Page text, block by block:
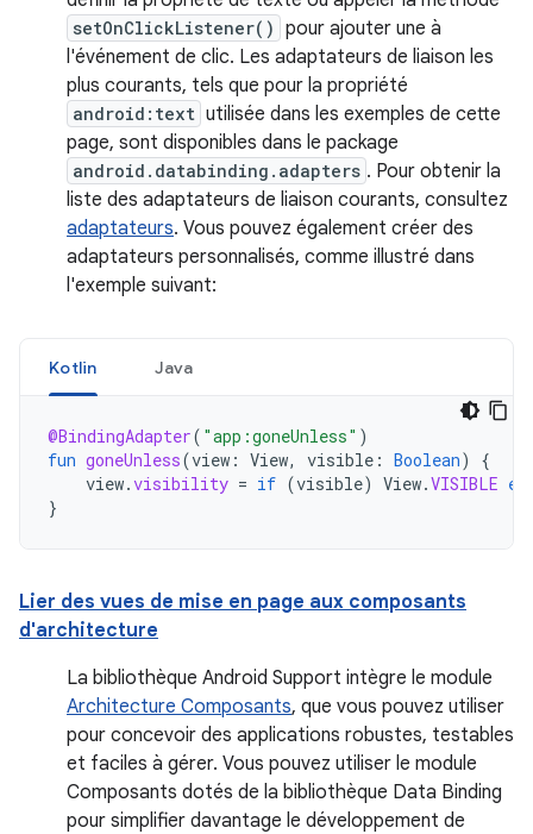
setOnClickListener() pour ajouter une à
l'événement de clic. Les adaptateurs de liaison les
plus courants, tels que pour la propriété
android:text utilisée dans les exemples de cette
page, sont disponibles dans le package
android.databinding.adapters . Pour obtenir la
liste des adaptateurs de liaison courants, consultez
adaptateurs. Vous pouvez également créer des
adaptateurs personnalisés, comme illustré dans
l'exemple suivant:
Kotlin Java
@BindingAdapter( "app:goneUnless" )
fun goneUnless(view : View, visible : Boolean)
{
view.visibility = if (visible) View.VISIBLE
}
Lier des vues de mise en page aux composants
d'architecture
La bibliothèque Android Support intègre le module
Architecture Composants, que vous pouvez utiliser
pour concevoir des applications robustes, testables
et faciles à gérer. Vous pouvez utiliser le module
Composants dotés de la bibliothèque Data Binding
pour simplifier davantage le développement de